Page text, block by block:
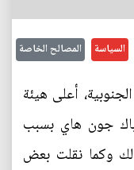
السياسة المصالح الخاصة
أعلى هيئة
باك جون هاي بسبب
وكما نقلت بعض